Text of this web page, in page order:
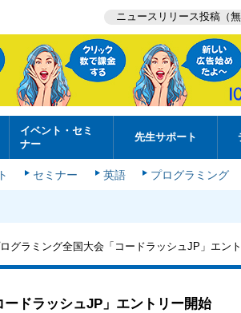
ニュースリリース投稿（無
イベント・セミ
ナー
先生サポート
セミナー 英語 プログラミング
グラミング全国大会「コードラッシュJP」エン
ドラッシュJP」エントリー開始